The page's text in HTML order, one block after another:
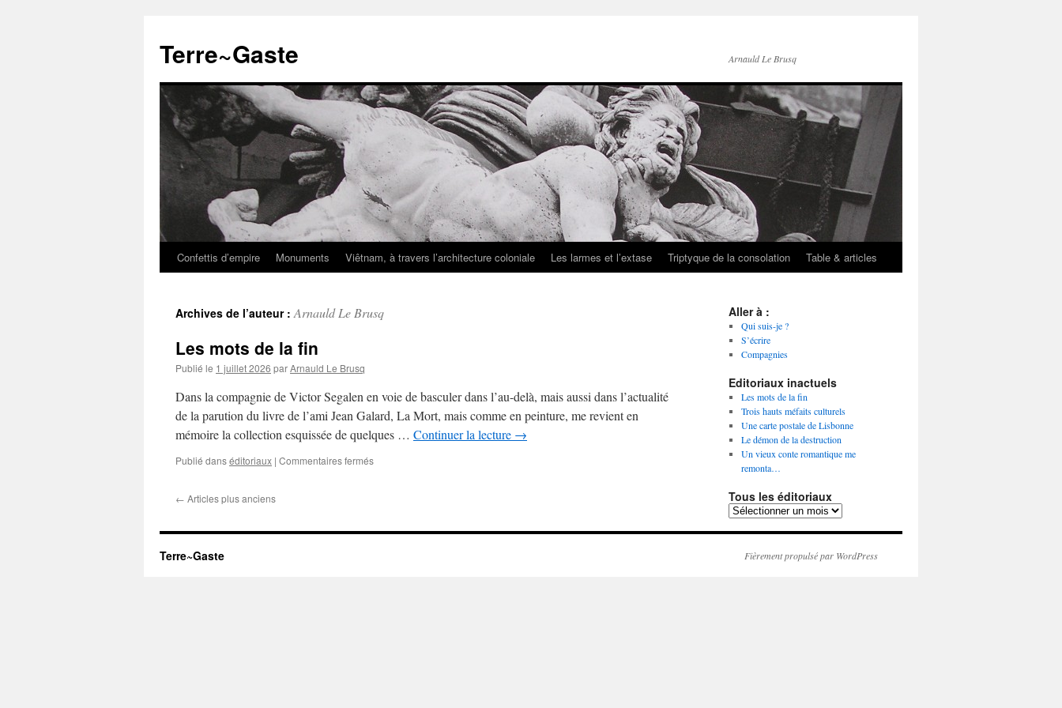
contenu
Terre~Gaste Arnauld Le Brusq
Confettis d’empire Monuments Viêtnam, à travers l’architecture coloniale Les larmes et l’extase Triptyque de la consolation Table & articles
Archives de l’auteur :Arnauld Le Brusq
Les mots de la fin
Publié le 1 juillet 2026 parArnauld Le Brusq
Dans la compagnie de Victor Segalen en voie de basculer dans l’au-delà, mais aussi dans l’actualité
de la parution du livre de l’ami Jean Galard, La Mort, mais comme en peinture, me revient en
mémoire la collection esquissée de quelques … Continuer la lecture →
Publié danséditoriaux | Commentaires ferméssur
fin
← Articles plus anciens
Aller à :
Qui suis-je ?
S’écrire
Compagnies
Editoriaux inactuels
Les mots de la fin
Trois hauts méfaits culturels
Une carte postale de Lisbonne
Le démon de la destruction
Un vieux conte romantique me
remonta…
Tous les éditoriaux
Tous
éditoriaux
Terre~Gaste Fièrement propulsé par WordPress